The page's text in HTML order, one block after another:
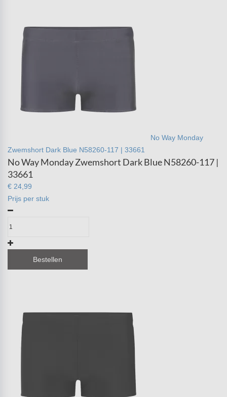
No Way Monday
Zwemshort Dark Blue N58260-117 | 33661
No Way Monday Zwemshort Dark Blue N58260-117 |
33661
€ 24,99
Prijs per stuk
Bestellen